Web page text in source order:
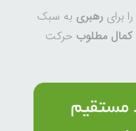
را برای رهبری به سبک
کمال مطلوب حرکت